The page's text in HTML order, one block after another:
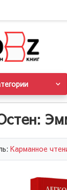
Карманное